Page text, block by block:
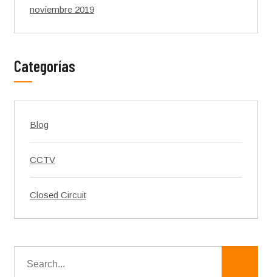
noviembre 2019
Categorías
Blog
CCTV
Closed Circuit